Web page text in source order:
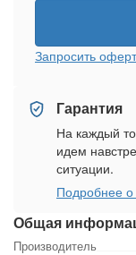
Общая
Производитель
Запросить
Гарантия
На каждый
идем
ситуации.
Подробнее о